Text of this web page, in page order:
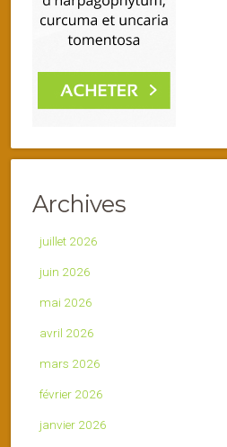
Archives
juillet 2026
juin 2026
mai 2026
avril 2026
mars 2026
février 2026
janvier 2026